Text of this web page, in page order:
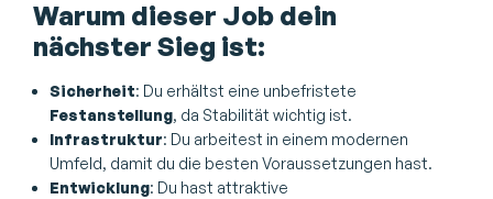
Warum dieser Job dein
nächster Sieg ist:
Sicherheit: Du erhältst eine unbefristete
Festanstellung, da Stabilität wichtig ist.
Infrastruktur: Du arbeitest in einem modernen
Umfeld, damit du die besten Voraussetzungen hast.
Entwicklung: Du hast attraktive